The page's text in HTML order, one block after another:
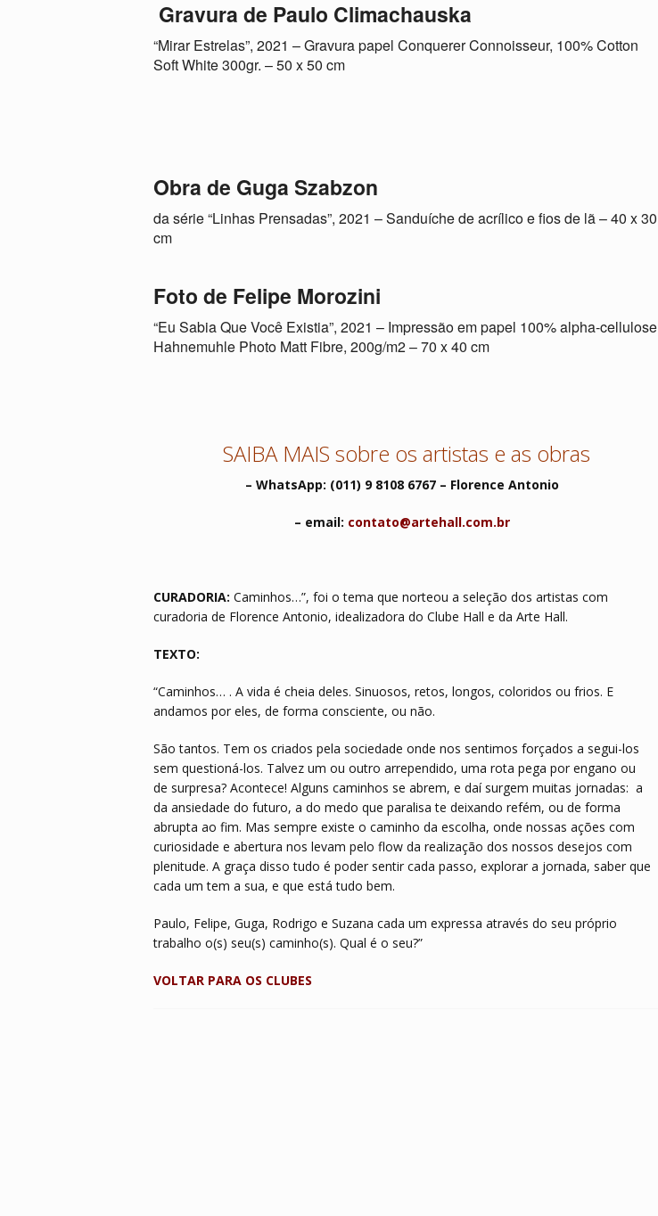
Gravura de Paulo Climachauska
“Mirar Estrelas”, 2021 – Gravura papel Conquerer Connoisseur, 100% Cotton
Soft White 300gr. – 50 x 50 cm
Obra de Guga Szabzon
da série “Linhas Prensadas”, 2021 – Sanduíche de acrílico e fios de lã – 40 x 30
cm
Foto de Felipe Morozini
“Eu Sabia Que Você Existia”, 2021 – Impressão em papel 100% alpha-cellulose
Hahnemuhle Photo Matt Fibre, 200g/m2 – 70 x 40 cm
SAIBA MAIS sobre os artistas e as obras
– WhatsApp: (011) 9 8108 6767 – Florence Antonio
– email: contato@artehall.com.br
CURADORIA: Caminhos…”, foi o tema que norteou a seleção dos artistas com
curadoria de Florence Antonio, idealizadora do Clube Hall e da Arte Hall.
TEXTO:
“Caminhos… . A vida é cheia deles. Sinuosos, retos, longos, coloridos ou frios. E
andamos por eles, de forma consciente, ou não.
São tantos. Tem os criados pela sociedade onde nos sentimos forçados a segui-los
sem questioná-los. Talvez um ou outro arrependido, uma rota pega por engano ou
de surpresa? Acontece! Alguns caminhos se abrem, e daí surgem muitas jornadas: a
da ansiedade do futuro, a do medo que paralisa te deixando refém, ou de forma
abrupta ao fim. Mas sempre existe o caminho da escolha, onde nossas ações com
curiosidade e abertura nos levam pelo flow da realização dos nossos desejos com
plenitude. A graça disso tudo é poder sentir cada passo, explorar a jornada, saber que
cada um tem a sua, e que está tudo bem.
Paulo, Felipe, Guga, Rodrigo e Suzana cada um expressa através do seu próprio
trabalho o(s) seu(s) caminho(s). Qual é o seu?”
VOLTAR PARA OS CLUBES